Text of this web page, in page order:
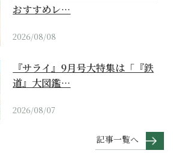
おすすめレ…
2026/08/08
『サライ』9月号大特集は「『鉄
道』大図鑑…
2026/08/07
記事一覧へ